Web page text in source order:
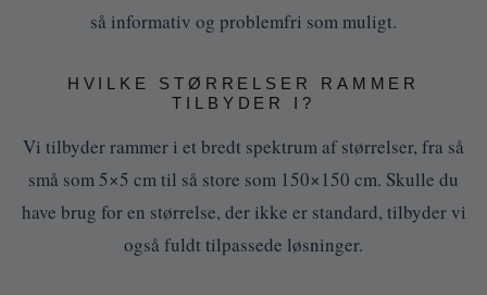
så informativ og problemfri som muligt.
HVILKE STØRRELSER RAMMER
TILBYDER I?
Vi tilbyder rammer i et bredt spektrum af størrelser, fra så
små som 5×5 cm til så store som 150×150 cm. Skulle du
have brug for en størrelse, der ikke er standard, tilbyder vi
også fuldt tilpassede løsninger.